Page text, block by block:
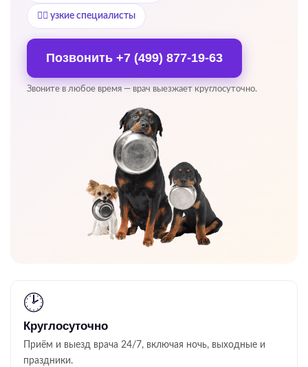
👨‍⚕️ узкие специалисты
Позвонить +7 (499) 877-19-63
Звоните в любое время — врач выезжает круглосуточно.
🕑
Круглосуточно
Приём и выезд врача 24/7, включая ночь, выходные и
праздники.